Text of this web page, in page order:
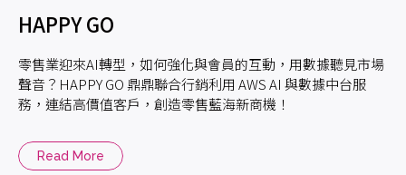
HAPPY GO
零售業迎來AI轉型，如何強化與會員的互動，用數據聽見市場
聲音？HAPPY GO 鼎鼎聯合行銷利用 AWS AI 與數據中台服
務，連結高價值客戶，創造零售藍海新商機！
Read More